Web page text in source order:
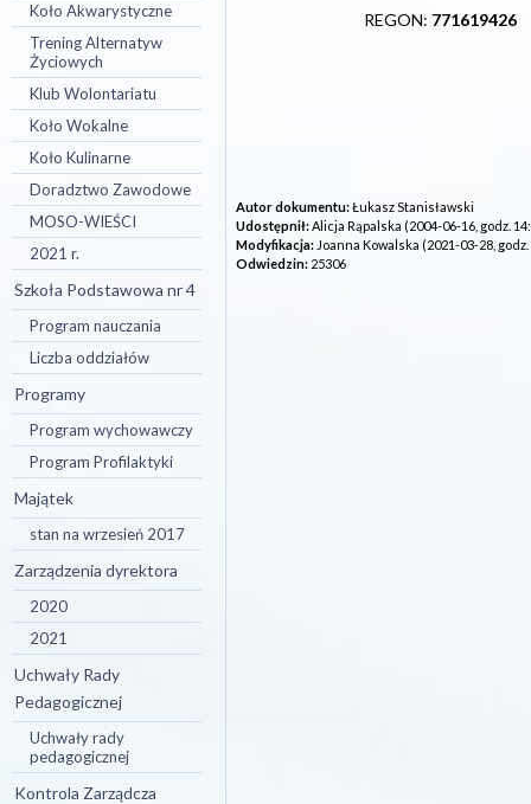
Koło Akwarystyczne
Trening Alternatyw
Życiowych
Klub Wolontariatu
Koło Wokalne
Koło Kulinarne
Doradztwo Zawodowe
MOSO-WIEŚCI
2021 r.
Szkoła Podstawowa nr 4
Program nauczania
Liczba oddziałów
Programy
Program wychowawczy
Program Profilaktyki
Majątek
stan na wrzesień 2017
Zarządzenia dyrektora
2020
2021
Uchwały Rady
Pedagogicznej
Uchwały rady
pedagogicznej
Kontrola Zarządcza
REGON: 771619426
Autor dokumentu:Łukasz Stanisławski
Udostępnił:Alicja Rąpalska (2004-06-16, godz.
Modyfikacja: Joanna Kowalska (2021-03-28,
Odwiedzin: 25306